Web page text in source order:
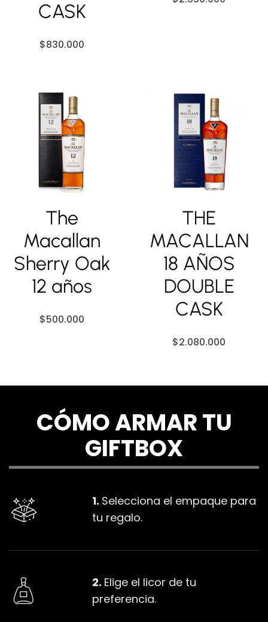
CASK
$830.000
The
Macallan
Sherry Oak
12 años
$500.000
THE
MACALLAN
18 AÑOS
DOUBLE
CASK
$2.080.000
CÓMO ARMAR TU
GIFTBOX
1. Selecciona el empaque para
tu regalo.
2. Elige el licor de tu
preferencia.